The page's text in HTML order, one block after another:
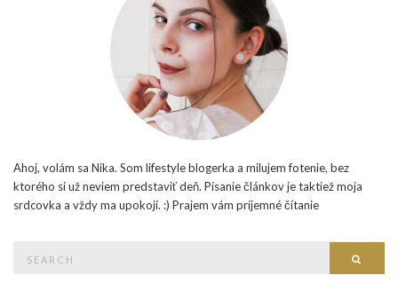
Ahoj, volám sa Nika. Som lifestyle blogerka a milujem fotenie, bez
ktorého si už neviem predstaviť deň. Písanie článkov je taktiež moja
srdcovka a vždy ma upokojí. :) Prajem vám príjemné čítanie